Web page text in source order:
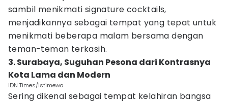
sambil menikmati signature cocktails,
menjadikannya sebagai tempat yang tepat untuk
menikmati beberapa malam bersama dengan
teman-teman terkasih.
3. Surabaya, Suguhan Pesona dari Kontrasnya
Kota Lama dan Modern
IDN Times/Istimewa
Sering dikenal sebagai tempat kelahiran bangsa